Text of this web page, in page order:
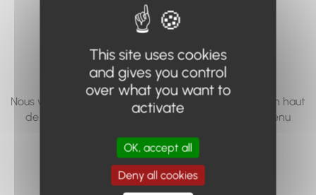
accéder n'existe
pas... ou plus.
Nous vous invitons à utiliser le moteur de recherche en haut
de page, ou à utiliser le menu pour trouver le contenu
Retour à l'accueil
This site uses cookies
and gives you control
over what you want to
activate
OK, accept all
Deny all cookies